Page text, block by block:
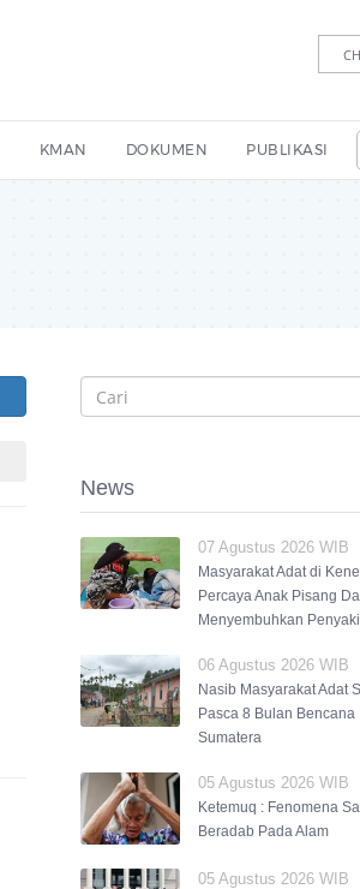
KMAN DOKUMEN PUBLIKASI
News
07 Agustus 2026 WIB
Masyarakat Adat di
Percaya Anak Pisang
Menyembuhkan
06 Agustus 2026 WIB
Nasib Masyarakat Adat
Pasca 8 Bulan Bencana
Sumatera
05 Agustus 2026 WIB
Ketemuq : Fenomena
Beradab Pada Alam
05 Agustus 2026 WIB